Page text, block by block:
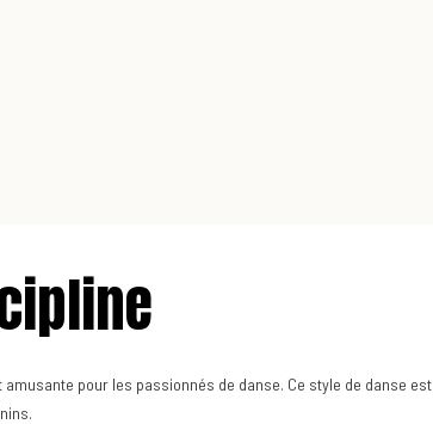
pour les passionnés de danse. Ce style de danse est